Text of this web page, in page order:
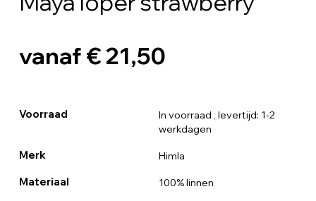
vanaf € 21,50
Voorraad In voorraad , levertijd: 1-2
werkdagen
Merk Himla
Materiaal 100% linnen